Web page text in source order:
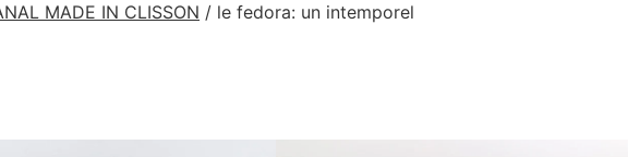
MADE IN CLISSON / le fedora: un intemporel